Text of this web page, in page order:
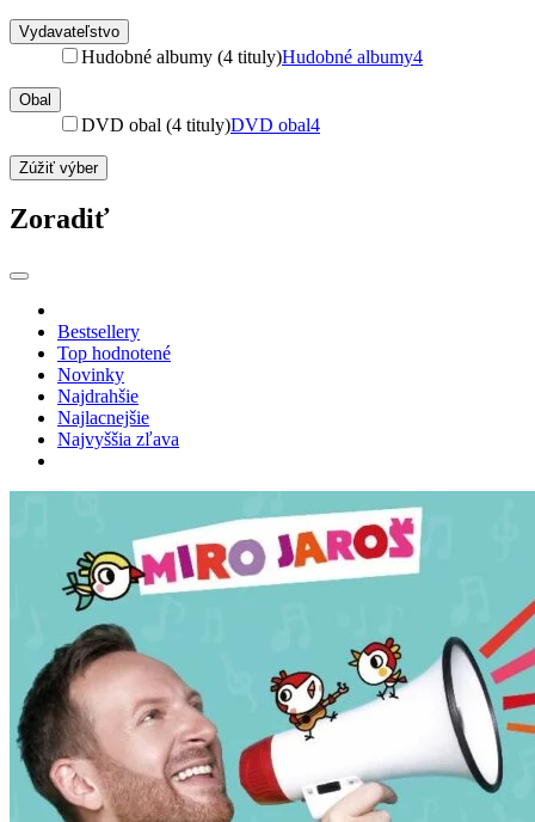
Vydavateľstvo
Hudobné albumy (4 tituly)Hudobné albumy4
Obal
DVD obal (4 tituly)DVD obal4
Zúžiť výber
Zoradiť
Bestsellery
Top hodnotené
Novinky
Najdrahšie
Najlacnejšie
Najvyššia zľava